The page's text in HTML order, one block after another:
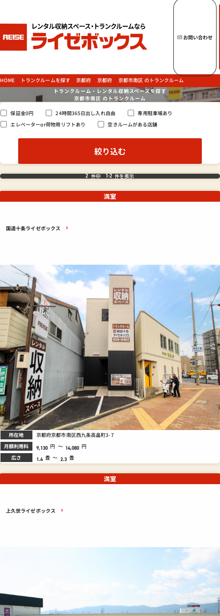
トップページへ
トランクルームを探す
ご利用中のお客様
法人のお客様
会社概要
お問い合わせ
HOME トランクルームを探す 京都府 京都府 京都市南区 のトランクルーム
トランクルーム・レンタル収納スペースを探す
京都市南区 の トランクルーム
保証金0円 24時間365日出し入れ自由 専用駐車場あり
エレベーターor荷物用リフトあり 空きルームがある店舗
2 件中 1-2 件を表示
国道十条ライゼボックス
満室
所在地 京都府京都市南区西九条高畠町3-7
月額利用料 9,130 円 ～ 14,080 円
広さ 1.4 畳 ～ 2.3 畳
上久世ライゼボックス
満室